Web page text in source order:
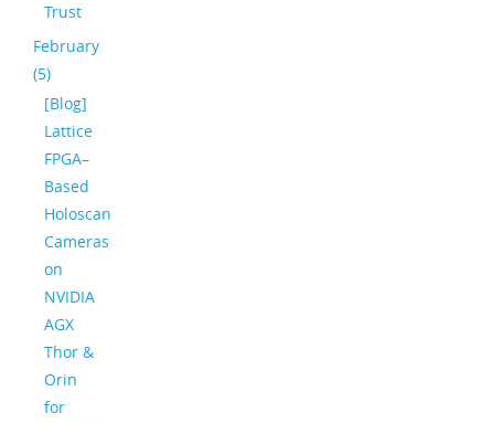
Trust
February
(5)
[Blog]
Lattice
FPGA–
Based
Holoscan
Cameras
on
NVIDIA
AGX
Thor &
Orin
for